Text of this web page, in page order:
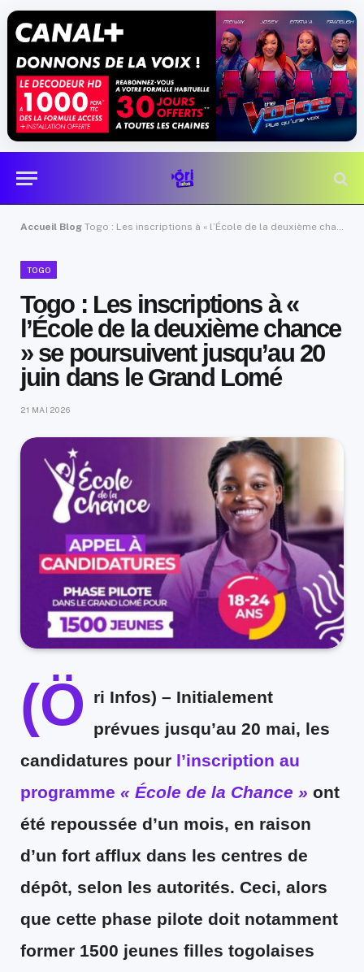
Accueil Blog Togo : Les inscriptions à « l’École de la deuxième chance » se poursuivent jusqu’au 20 juin dans le Grand Lomé
TOGO
Togo : Les inscriptions à «
l’École de la deuxième chance
» se poursuivent jusqu’au 20
juin dans le Grand Lomé
21 MAI 2026
(Ö ri Infos) – Initialement
prévues jusqu’au 20 mai, les
candidatures pour l’inscription au
programme « École de la Chance » ont
été repoussée d’un mois, en raison
d’un fort afflux dans les centres de
dépôt, selon les autorités. Ceci, alors
que cette phase pilote doit notamment
former 1500 jeunes filles togolaises